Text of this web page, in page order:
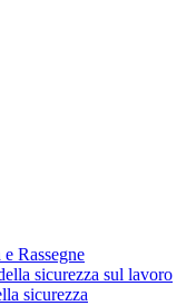
Rassegne
sicurezza sul lavoro
sicurezza